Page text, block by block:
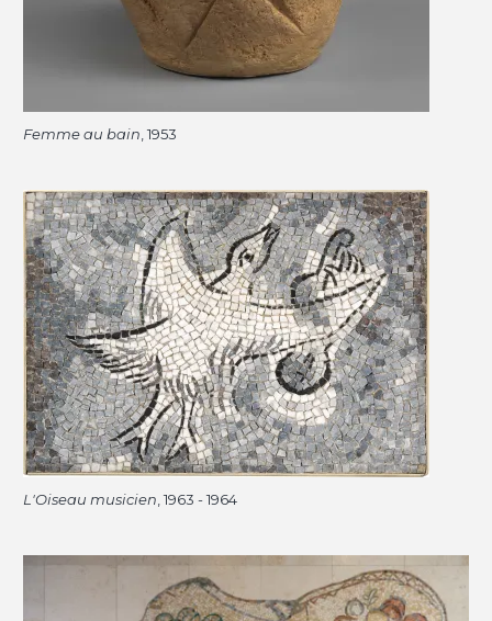
Femme au bain, 1953
L'Oiseau musicien, 1963 - 1964